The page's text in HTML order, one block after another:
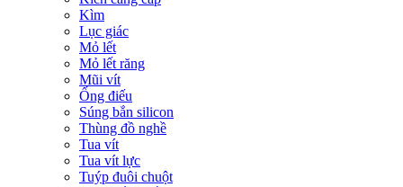
Kìm
Lục giác
Mỏ lết
Mỏ lết răng
Mũi vít
Ống điếu
Súng bắn silicon
Thùng đồ nghề
Tua vít
Tua vít lực
Tuýp đuôi chuột